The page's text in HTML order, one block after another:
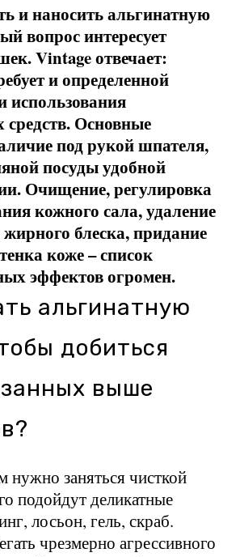
и наносить альгинатную
вопрос интересует
Vintage отвечает:
и определенной
использования
Основные
под рукой шпателя,
посуды удобной
Очищение, регулировка
кожного сала, удаление
блеска, придание
коже – список
эффектов огромен.
альгинатную
добиться
выше
заняться чисткой
подойдут деликатные
лосьон, гель, скраб.
чрезмерно агрессивного